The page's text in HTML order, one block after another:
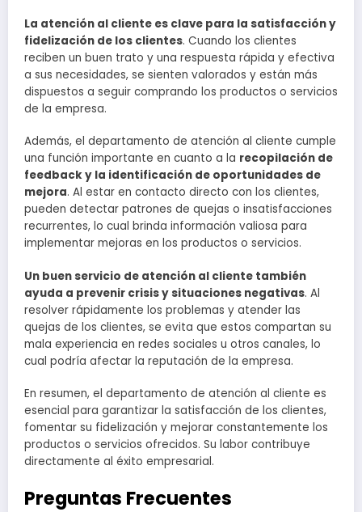
La atención al cliente es clave para la satisfacción y
fidelización de los clientes. Cuando los clientes
reciben un buen trato y una respuesta rápida y efectiva
a sus necesidades, se sienten valorados y están más
dispuestos a seguir comprando los productos o servicios
de la empresa.
Además, el departamento de atención al cliente cumple
una función importante en cuanto a la recopilación de
feedback y la identificación de oportunidades de
mejora. Al estar en contacto directo con los clientes,
pueden detectar patrones de quejas o insatisfacciones
recurrentes, lo cual brinda información valiosa para
implementar mejoras en los productos o servicios.
Un buen servicio de atención al cliente también
ayuda a prevenir crisis y situaciones negativas. Al
resolver rápidamente los problemas y atender las
quejas de los clientes, se evita que estos compartan su
mala experiencia en redes sociales u otros canales, lo
cual podría afectar la reputación de la empresa.
En resumen, el departamento de atención al cliente es
esencial para garantizar la satisfacción de los clientes,
fomentar su fidelización y mejorar constantemente los
productos o servicios ofrecidos. Su labor contribuye
directamente al éxito empresarial.
Preguntas Frecuentes